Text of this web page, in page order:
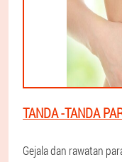
TANDA -TANDA
Gejala dan rawatan